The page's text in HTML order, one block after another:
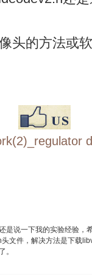
头的方法或
是说一下我的实验经验，
文件，解决方法是下载
。